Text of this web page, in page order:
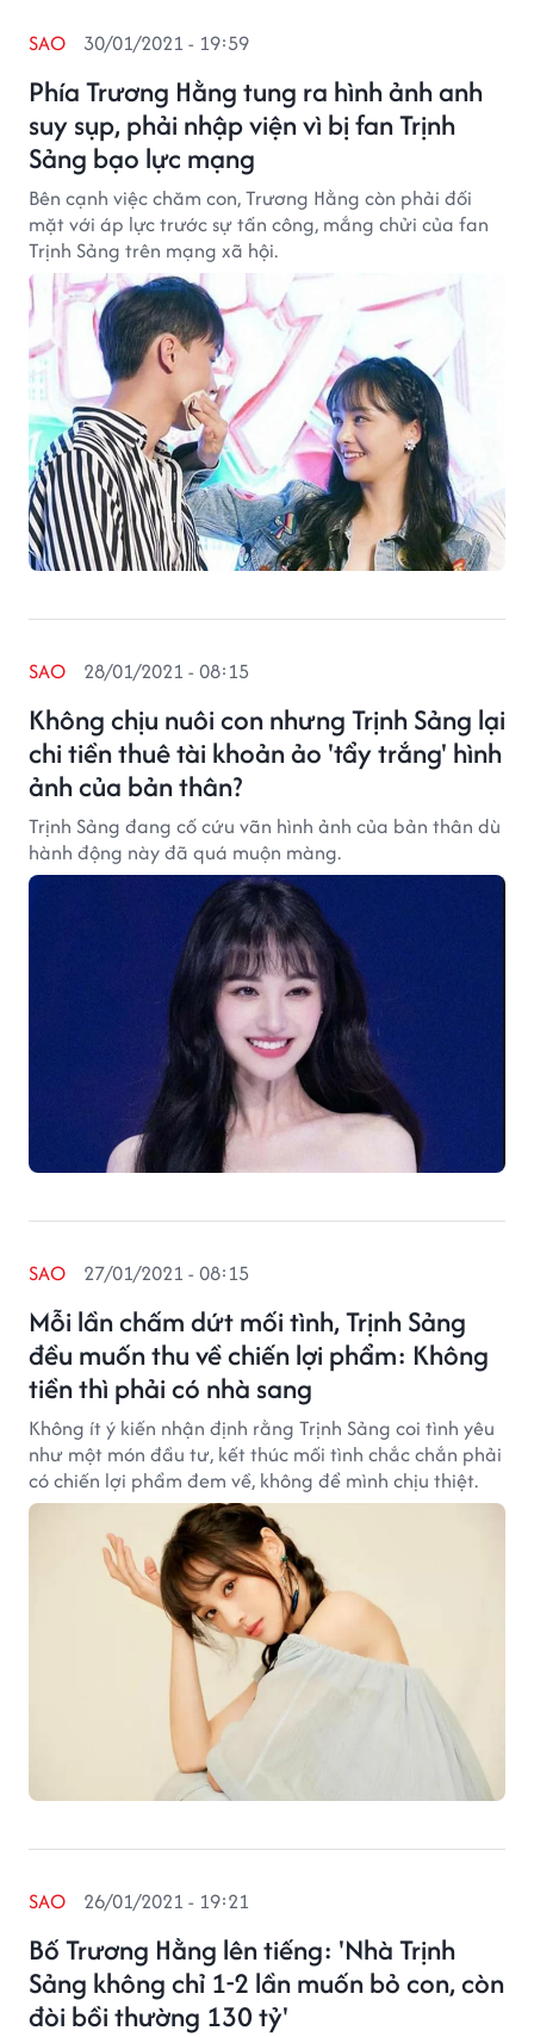
Phía Trương Hằng tung ra hình ảnh anh
suy sụp, phải nhập viện vì bị fan Trịnh
Sảng bạo lực mạng
SAO 30/01/2021 - 19:59
Bên cạnh việc chăm con, Trương Hằng còn phải đối
mặt với áp lực trước sự tấn công, mắng chửi của fan
Trịnh Sảng trên mạng xã hội.
Không chịu nuôi con nhưng Trịnh Sảng lại
chi tiền thuê tài khoản ảo 'tẩy trắng' hình
ảnh của bản thân?
SAO 28/01/2021 - 08:15
Trịnh Sảng đang cố cứu vãn hình ảnh của bản thân dù
hành động này đã quá muộn màng.
Mỗi lần chấm dứt mối tình, Trịnh Sảng
đều muốn thu về chiến lợi phẩm: Không
tiền thì phải có nhà sang
SAO 27/01/2021 - 08:15
Không ít ý kiến nhận định rằng Trịnh Sảng coi tình yêu
như một món đầu tư, kết thúc mối tình chắc chắn phải
có chiến lợi phẩm đem về, không để mình chịu thiệt.
Bố Trương Hằng lên tiếng: 'Nhà Trịnh
Sảng không chỉ 1-2 lần muốn bỏ con, còn
đòi bồi thường 130 tỷ'
SAO 26/01/2021 - 19:21